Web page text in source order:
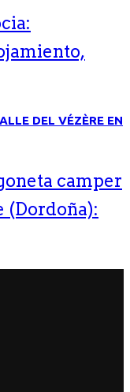
camper
(Dordoña):